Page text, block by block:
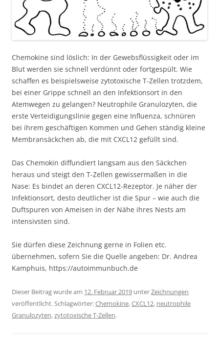
Chemokine sind löslich: In der Gewebsflüssigkeit oder im
Blut werden sie schnell verdünnt oder fortgespült. Wie
schaffen es beispielsweise zytotoxische T-Zellen trotzdem,
bei einer Grippe schnell an den Infektionsort in den
Atemwegen zu gelangen? Neutrophile Granulozyten, die
erste Verteidigungslinie gegen eine Influenza, schnüren
bei ihrem geschäftigen Kommen und Gehen ständig kleine
Membransäckchen ab, die mit CXCL12 gefüllt sind.
Das Chemokin diffundiert langsam aus den Säckchen
heraus und steigt den T-Zellen gewissermaßen in die
Nase: Es bindet an deren CXCL12-Rezeptor. Je näher der
Infektionsort, desto deutlicher ist die Spur – wie auch die
Duftspuren von Ameisen in der Nähe ihres Nests am
intensivsten sind.
Sie dürfen diese Zeichnung gerne in Folien etc.
übernehmen, sofern Sie die Quelle angeben: Dr. Andrea
Kamphuis, https://autoimmunbuch.de
Dieser Beitrag wurde am 12. Februar 2019 unterZeichnungen
veröffentlicht. Schlagwörter:Chemokine,CXCL12, neutrophile
Granulozyten,zytotoxische T-Zellen.